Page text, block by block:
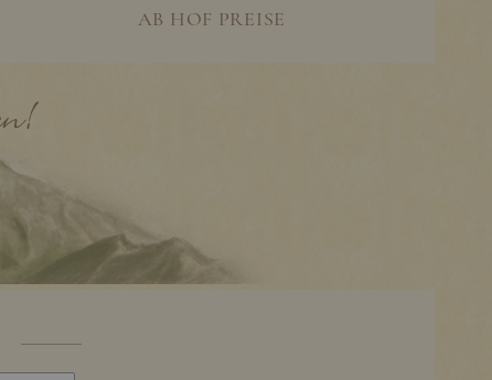
AB HOF PREISE